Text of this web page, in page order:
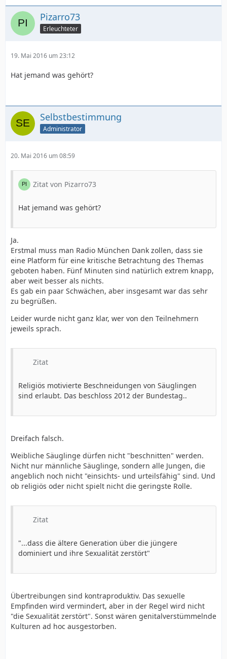
Pizarro73
Erleuchteter
19. Mai 2016 um 23:12
Hat jemand was gehört?
Selbstbestimmung
Administrator
20. Mai 2016 um 08:59
Zitat von Pizarro73
Hat jemand was gehört?
Ja.
Erstmal muss man Radio München Dank zollen, dass sie
eine Platform für eine kritische Betrachtung des Themas
geboten haben. Fünf Minuten sind natürlich extrem knapp,
aber weit besser als nichts.
Es gab ein paar Schwächen, aber insgesamt war das sehr
zu begrüßen.
Leider wurde nicht ganz klar, wer von den Teilnehmern
jeweils sprach.
Zitat
Religiös motivierte Beschneidungen von Säuglingen
sind erlaubt. Das beschloss 2012 der Bundestag..
Dreifach falsch.
Weibliche Säuglinge dürfen nicht "beschnitten" werden.
Nicht nur männliche Säuglinge, sondern alle Jungen, die
angeblich noch nicht "einsichts- und urteilsfähig" sind. Und
ob religiös oder nicht spielt nicht die geringste Rolle.
Zitat
"...dass die ältere Generation über die jüngere
dominiert und ihre Sexualität zerstört"
Übertreibungen sind kontraproduktiv. Das sexuelle
Empfinden wird vermindert, aber in der Regel wird nicht
"die Sexualität zerstört". Sonst wären genitalverstümmelnde
Kulturen ad hoc ausgestorben.